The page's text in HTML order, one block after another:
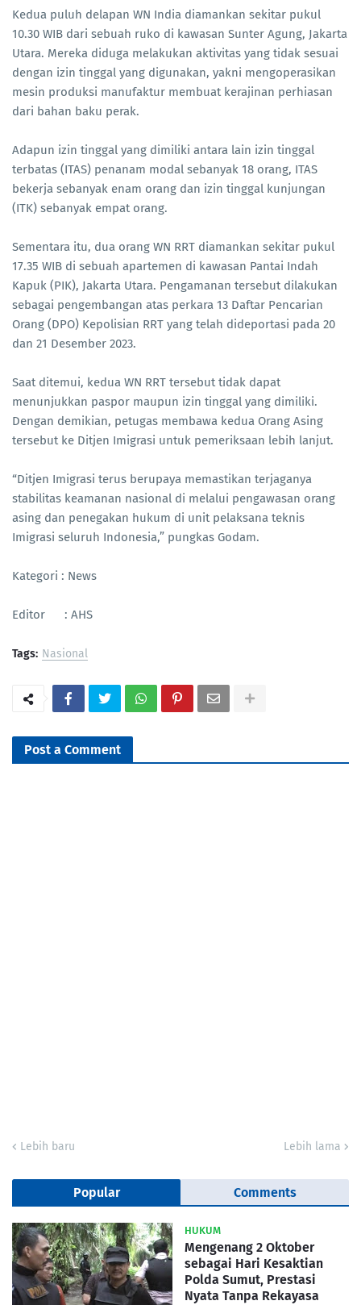
Kedua puluh delapan WN India diamankan sekitar pukul
10.30 WIB dari sebuah ruko di kawasan Sunter Agung, Jakarta
Utara. Mereka diduga melakukan aktivitas yang tidak sesuai
dengan izin tinggal yang digunakan, yakni mengoperasikan
mesin produksi manufaktur membuat kerajinan perhiasan
dari bahan baku perak.
Adapun izin tinggal yang dimiliki antara lain izin tinggal
terbatas (ITAS) penanam modal sebanyak 18 orang, ITAS
bekerja sebanyak enam orang dan izin tinggal kunjungan
(ITK) sebanyak empat orang.
Sementara itu, dua orang WN RRT diamankan sekitar pukul
17.35 WIB di sebuah apartemen di kawasan Pantai Indah
Kapuk (PIK), Jakarta Utara. Pengamanan tersebut dilakukan
sebagai pengembangan atas perkara 13 Daftar Pencarian
Orang (DPO) Kepolisian RRT yang telah dideportasi pada 20
dan 21 Desember 2023.
Saat ditemui, kedua WN RRT tersebut tidak dapat
menunjukkan paspor maupun izin tinggal yang dimiliki.
Dengan demikian, petugas membawa kedua Orang Asing
tersebut ke Ditjen Imigrasi untuk pemeriksaan lebih lanjut.
“Ditjen Imigrasi terus berupaya memastikan terjaganya
stabilitas keamanan nasional di melalui pengawasan orang
asing dan penegakan hukum di unit pelaksana teknis
Imigrasi seluruh Indonesia,” pungkas Godam.
Kategori : News
Editor : AHS
Tags: Nasional
Post a Comment
Lebih baru Lebih lama
Popular Comments
HUKUM
Mengenang 2 Oktober
sebagai Hari Kesaktian
Polda Sumut, Prestasi
Nyata Tanpa Rekayasa